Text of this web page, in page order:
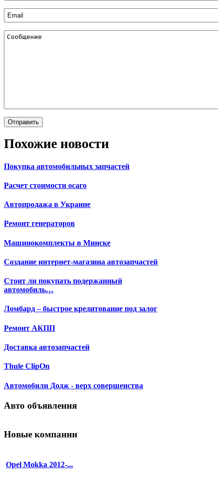
Похожие новости
Покупка автомобильных запчастей
Расчет стоимости осаго
Автопродажа в Украине
Ремонт генераторов
Машинокомплекты в Минске
Создание интернет-магазина автозапчастей
Стоит ли покупать подержанный
автомобиль…
Ломбард – быстрое кредитование под залог
Ремонт АКПП
Доставка автозапчастей
Thule ClipOn
Автомобили Додж - верх совершенства
Авто объявления
Новые компании
Opel Mokka 2012-...